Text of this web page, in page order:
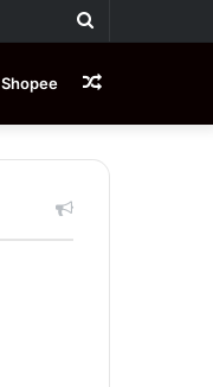
Search
Shopee Random